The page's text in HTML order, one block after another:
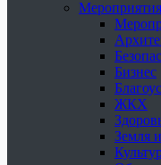
Мероприятия
Бизнес
ЖКХ
Земля